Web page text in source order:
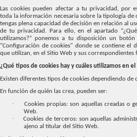
Las cookies pueden afectar a tu privacidad, por
toda la información necesaria sobre la tipología de
tengas plena capacidad de decisión en relación al
de tu privacidad. Para ello, en el apartado
utilizamos?” ponemos a tu disposición un
"Configuración de cookies" donde se contiene el
que utilizan, en el Sitio Web y sus correspondientes
¿Qué tipos de cookies hay y cuáles utilizamos en
Existen diferentes tipos de cookies dependiendo de
En función de quién las crea, pueden ser:
·
Cookies propias: son aquellas creadas o
Web.
·
Cookies de terceros: son aquellas
ajeno al titular del Sitio Web.